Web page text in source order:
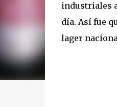
industriales
día. Así fue
lager